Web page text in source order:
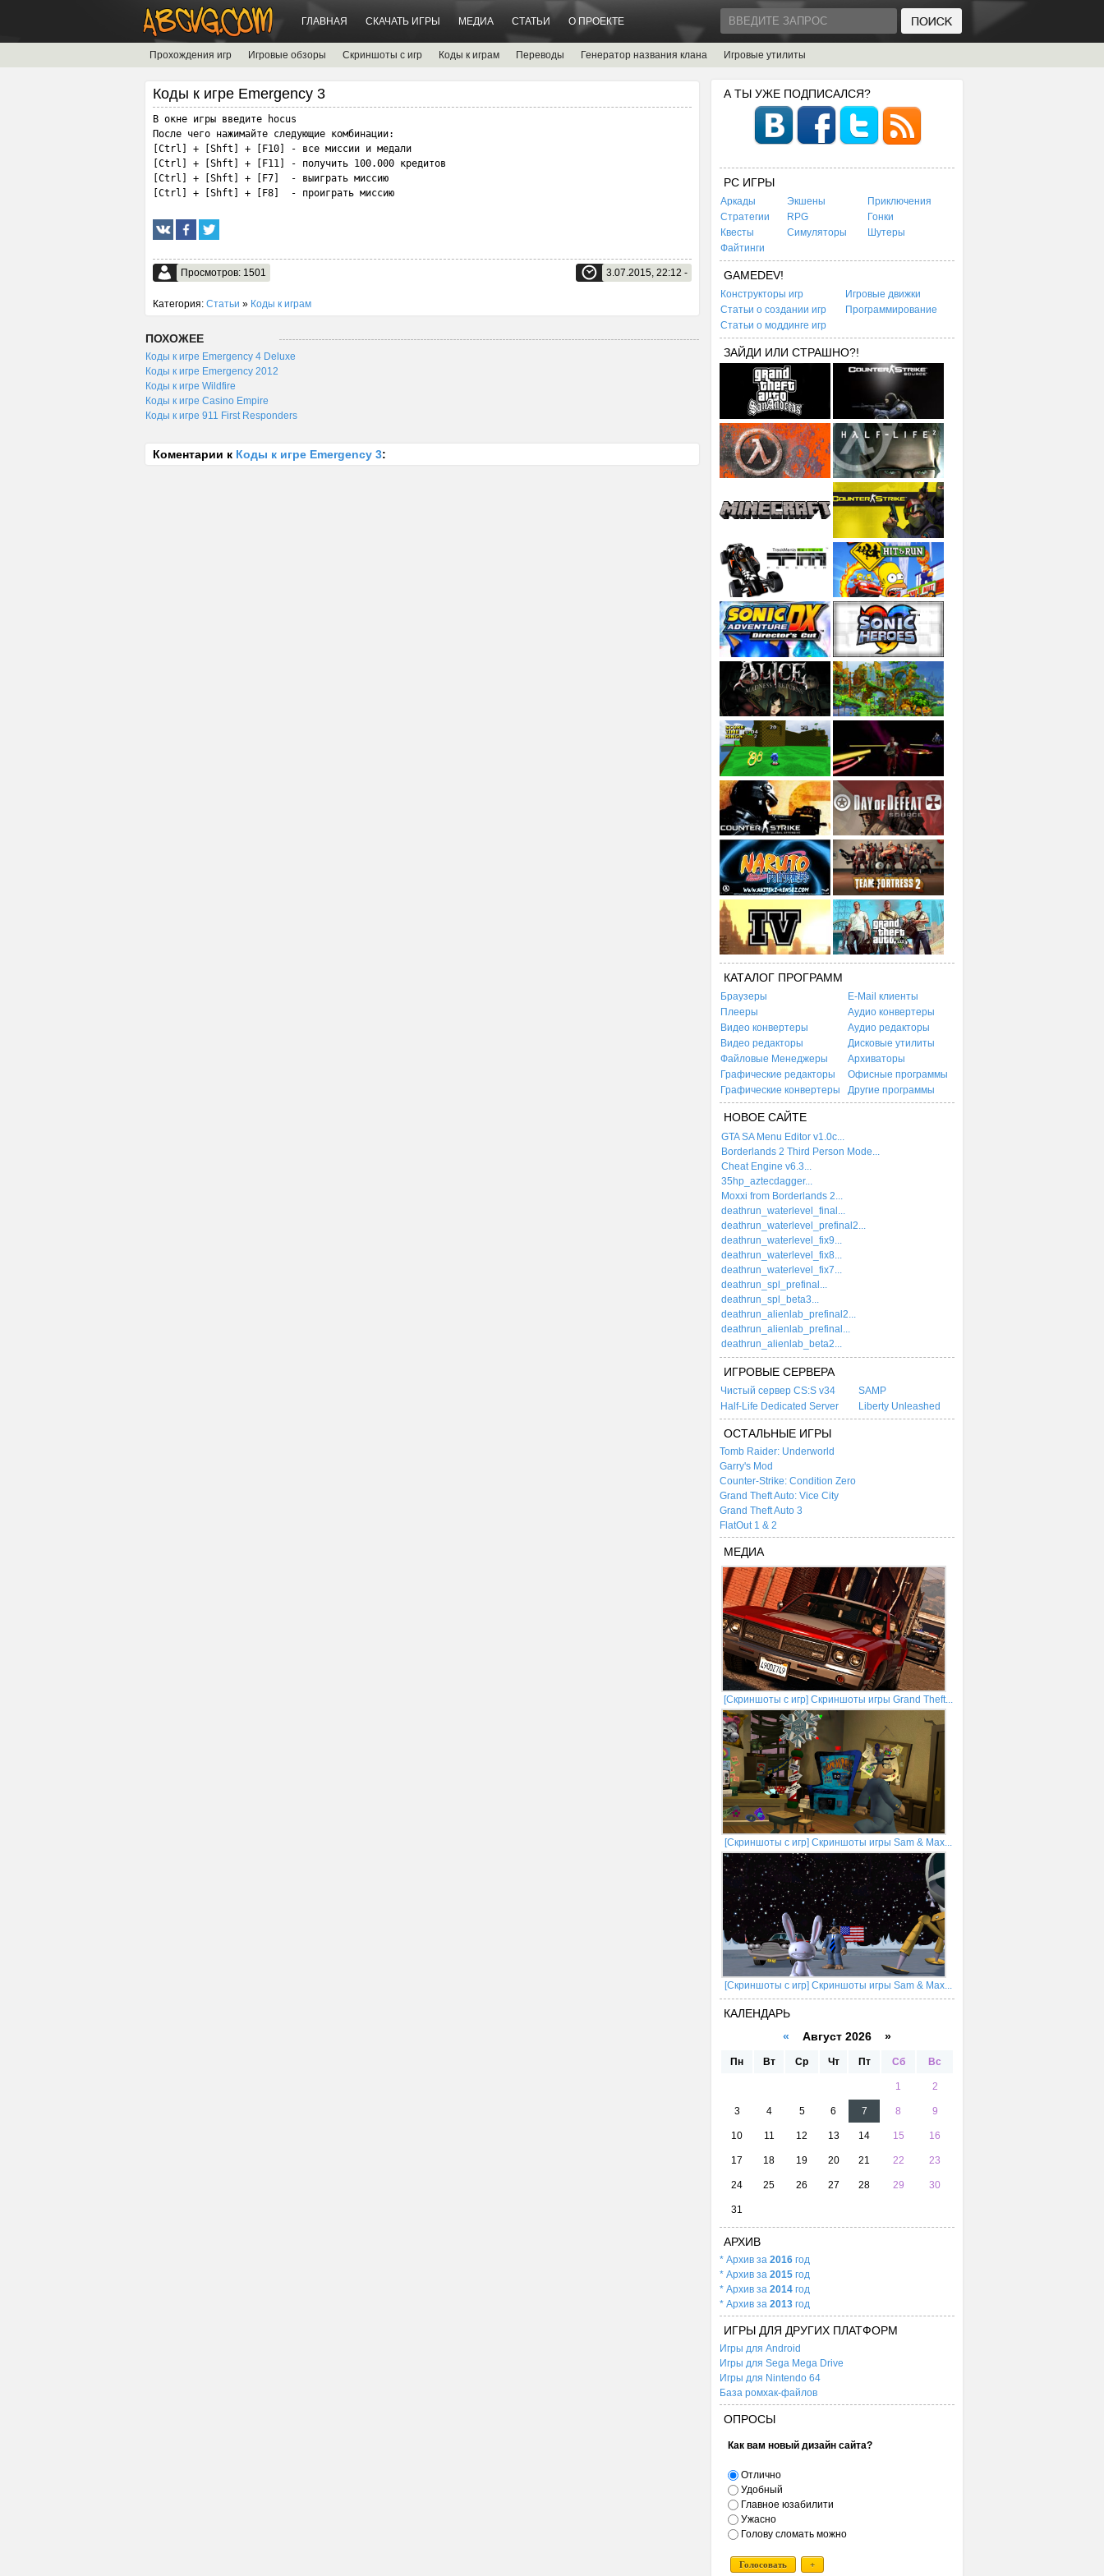
ГЛАВНАЯ СКАЧАТЬ ИГРЫ МЕДИА СТАТЬИ О ПРОЕКТЕ
Прохождения игр Игровые обзоры Скриншоты с игр Коды к играм Переводы Генератор названия клана Игровые утилиты
Коды к игре Emergency 3
В окне игры введите hocus
После чего нажимайте следующие комбинации:
[Ctrl] + [Shft] + [F10] - все миссии и медали
[Ctrl] + [Shft] + [F11] - получить 100.000 кредитов
[Ctrl] + [Shft] + [F7]  - выиграть миссию
[Ctrl] + [Shft] + [F8]  - проиграть миссию
Просмотров: 1501 3.07.2015, 22:12 -
Категория: Статьи » Коды к играм
ПОХОЖЕЕ
Коды к игре Emergency 4 Deluxe
Коды к игре Emergency 2012
Коды к игре Wildfire
Коды к игре Casino Empire
Коды к игре 911 First Responders
Коментарии к Коды к игре Emergency 3:
А ТЫ УЖЕ ПОДПИСАЛСЯ?
PC ИГРЫ
Аркады Экшены
Приключения
Стратегии
RPG
Гонки
Квесты
Симуляторы
Шутеры
Файтинги
GAMEDEV!
Конструкторы игр
Игровые движки
Статьи о создании игр
Программирование
Статьи о моддинге игр
ЗАЙДИ ИЛИ СТРАШНО?!
КАТАЛОГ ПРОГРАММ
Браузеры
E-Mail клиенты
Плееры
Аудио конвертеры
Видео конвертеры
Аудио редакторы
Видео редакторы
Дисковые утилиты
Файловые Менеджеры
Архиваторы
Графические редакторы
Офисные программы
Графические конвертеры
Другие программы
НОВОЕ САЙТЕ
GTA SA Menu Editor v1.0c...
Borderlands 2 Third Person Mode...
Cheat Engine v6.3...
35hp_aztecdagger...
Moxxi from Borderlands 2...
deathrun_waterlevel_final...
deathrun_waterlevel_prefinal2...
deathrun_waterlevel_fix9...
deathrun_waterlevel_fix8...
deathrun_waterlevel_fix7...
deathrun_spl_prefinal...
deathrun_spl_beta3...
deathrun_alienlab_prefinal2...
deathrun_alienlab_prefinal...
deathrun_alienlab_beta2...
ИГРОВЫЕ СЕРВЕРА
Чистый сервер CS:S v34
SAMP
Half-Life Dedicated Server
Liberty Unleashed
ОСТАЛЬНЫЕ ИГРЫ
Tomb Raider: Underworld
Garry's Mod
Counter-Strike: Condition Zero
Grand Theft Auto: Vice City
Grand Theft Auto 3
FlatOut 1 & 2
МЕДИА
[Скриншоты с игр] Скриншоты игры Grand Theft...
[Скриншоты с игр] Скриншоты игры Sam & Max...
[Скриншоты с игр] Скриншоты игры Sam & Max...
КАЛЕНДАРЬ
« Август 2026 »
Пн Вт Ср Чт Пт Сб Вс
1 2
3 4 5 6 7 8 9
10 11 12 13 14 15 16
17 18 19 20 21 22 23
24 25 26 27 28 29 30
31
АРХИВ
* Архив за 2016 год
* Архив за 2015 год
* Архив за 2014 год
* Архив за 2013 год
ИГРЫ ДЛЯ ДРУГИХ ПЛАТФОРМ
Игры для Android
Игры для Sega Mega Drive
Игры для Nintendo 64
База ромхак-файлов
ОПРОСЫ
Как вам новый дизайн сайта?
Отлично
Удобный
Главное юзабилити
Ужасно
Голову сломать можно
Голосовать +